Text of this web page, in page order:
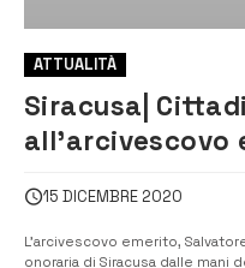
ATTUALITÀ
Siracusa|
15 DICEMBRE 2020
L’arcivescovo emerito,
onoraria di Siracusa dalle mani